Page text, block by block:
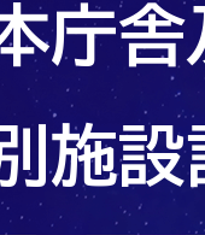
庁舎
施設